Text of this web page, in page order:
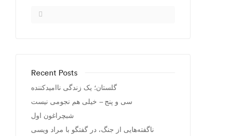
Recent Posts
گلستان؛ یک زندگی ناامیدکننده
سی و پنج – خیلی هم نجومی نیست
شبچراغون اول
ناگفته‌هایی از جنگ، در گفتگو با مراد ویسی